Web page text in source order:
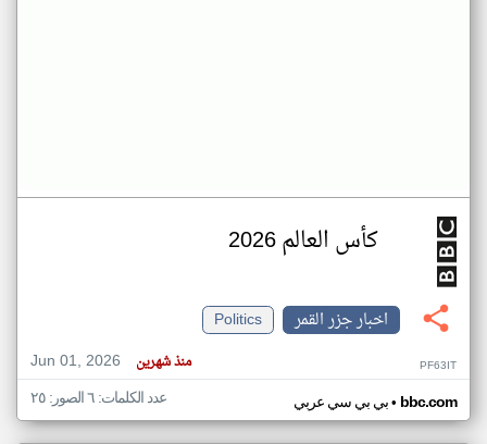
كأس العالم 2026
اخبار جزر القمر
Politics
Jun 01, 2026
منذ شهرين PF63IT
بي بي سي عربي• bbc.com عدد الكلمات: ٦ الصور: ٢٥